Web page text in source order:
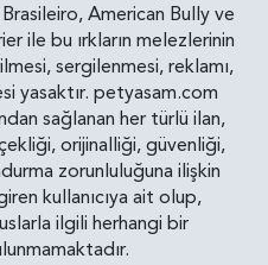
American Bully ve
ile bu ırkların melezlerinin
sergilenmesi, reklamı,
yasaktır. petyasam.com
sağlanan her türlü ilan,
orijinalliği, güvenliği,
zorunluluğuna ilişkin
kullanıcıya ait olup,
ilgili herhangi bir